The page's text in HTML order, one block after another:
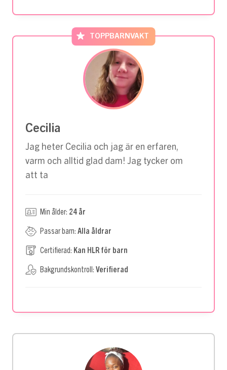
TOPPBARNVAKT
Cecilia
Jag heter Cecilia och jag är en erfaren,
varm och alltid glad dam! Jag tycker om
att ta
Min ålder: 24 år
Passar barn: Alla åldrar
Certifierad: Kan HLR för barn
Bakgrundskontroll: Verifierad